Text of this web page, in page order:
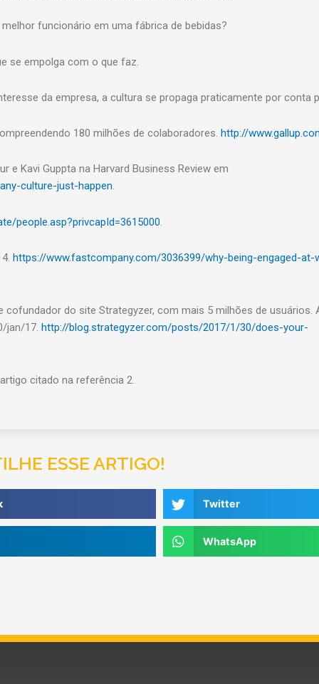
funcionário em uma fábrica de bebidas?
se empolga com o que faz.
da empresa, a cultura se propaga praticamente por conta
180 milhões de colaboradores. http://
e Kavi Guppta na Harvard Business Review em
culture-just-happen.
people.asp?privcapId=3615000.
https://www.fastcompany.com/3036399/why-being-engaged-at-
cofundador do site Strategyzer, com mais 5 milhões de usuários.
jan/17. http://blog.strategyzer.com/posts/2017/1/30/does-your-
citado na referência 2.
ESSE ARTIGO!
Twitter
WhatsApp